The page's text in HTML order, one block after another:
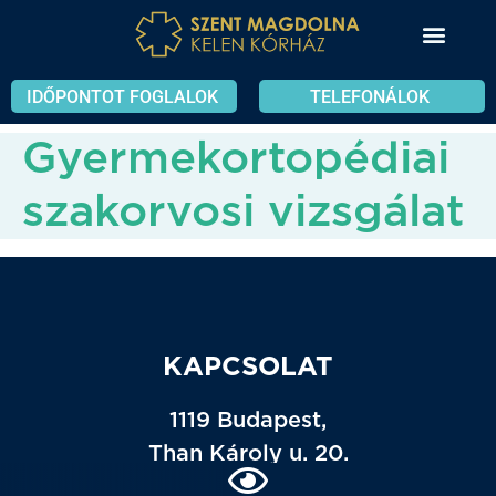
IDŐPONTOT FOGLALOK TELEFONÁLOK
Gyermekortopédiai
szakorvosi vizsgálat
KAPCSOLAT
1119 Budapest,
Than Károly u. 20.